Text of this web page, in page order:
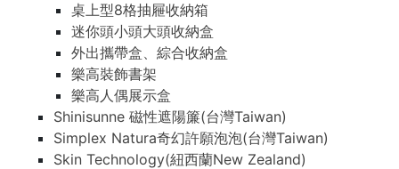
桌上型8格抽屜收納箱
迷你頭小頭大頭收納盒
外出攜帶盒、綜合收納盒
樂高裝飾書架
樂高人偶展示盒
Shinisunne 磁性遮陽簾(台灣Taiwan)
Simplex Natura奇幻許願泡泡(台灣Taiwan)
Skin Technology(紐西蘭New Zealand)